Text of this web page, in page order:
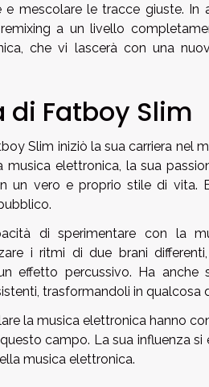
mescolare le tracce giuste. In
a un livello
che vi lascerà con una
di Fatboy Slim
Slim iniziò la sua carriera nel
musica elettronica, la sua
un vero e proprio stile di vita.
di sperimentare con la
i ritmi di due brani
effetto percussivo. Ha anche
trasformandoli in
la musica elettronica hanno
campo. La sua influenza
musica elettronica.